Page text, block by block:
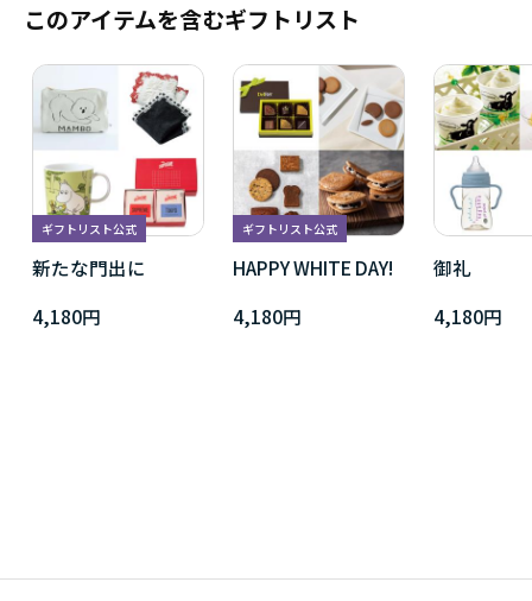
このアイテムを含むギフトリスト
ギフトリスト公式
新たな門出に
4,180円
ギフトリスト公式
HAPPY WHITE DAY!
4,180円
御礼
4,180円